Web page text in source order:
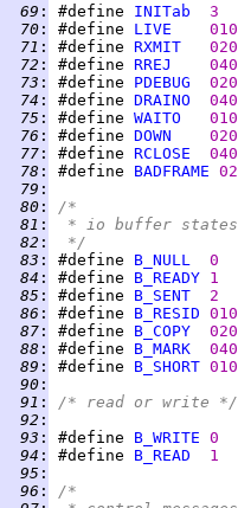
  69
: #define INITab
3
  70
: #define LIVE
010
  71
: #define RXMIT
020
  72
: #define RREJ
040
  73
: #define PDEBUG
  74
: #define DRAINO
  75
: #define WAITO
  76
: #define DOWN
  77
: #define RCLOSE
  78
: #define BADFRAME
  79
:
  80
:
/*
  81
:
* io buffer states
  82
:
*/
  83
: #define B_NULL
0
  84
: #define B_READY 1
  85
: #define B_SENT
2
  86
: #define B_RESID 010
  87
: #define B_COPY
020
  88
: #define B_MARK
040
  89
: #define B_SHORT
  90
:
  91
:
/* read or write */
  92
:
  93
: #define B_WRITE 0
  94
: #define B_READ
1
  95
:
  96
:
/*